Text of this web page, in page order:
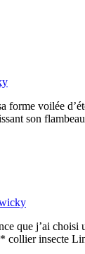
forme voilée
son
que j’ai
insecte